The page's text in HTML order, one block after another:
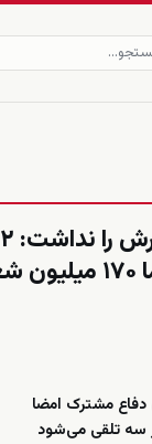
شغل از بین می‌رود، اما
دفاع مشترک امضا
سه تلقی می‌شود